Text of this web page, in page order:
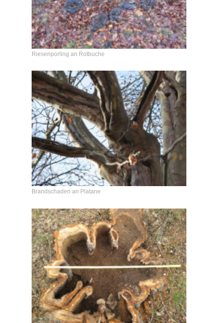
Riesenporling an Rotbuche
Brandschaden an Platane